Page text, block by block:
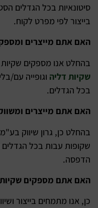
סיטונאיות בכל הגדלים
בייצור לפי מפרט לקוח.
האם אתם מייצרים
בהחלט אנו מספקים שקיות
שקיות דליה וגופייה עם/
בכל הגדלים.
האם אתם מייצרים
בהחלט כן, גרון שיווק בע"מ
שקופות עבות בכל הגדלים
הדפסה.
האם אתם מספקים שקיות
כן, אנו מתמחים בייצור